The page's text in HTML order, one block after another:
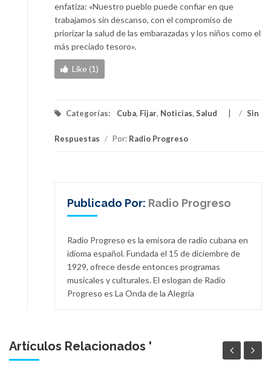
enfatiza: «Nuestro pueblo puede confiar en que
trabajamos sin descanso, con el compromiso de
priorizar la salud de las embarazadas y los niños como el
más preciado tesoro».
Like (1)
Categorías: Cuba, Fijar, Noticias, Salud / Sin
Respuestas / Por: Radio Progreso
Publicado Por: Radio Progreso
Radio Progreso es la emisora de radio cubana en
idioma español. Fundada el 15 de diciembre de
1929, ofrece desde entonces programas
musicales y culturales. El eslogan de Radio
Progreso es La Onda de la Alegría
Artículos Relacionados '